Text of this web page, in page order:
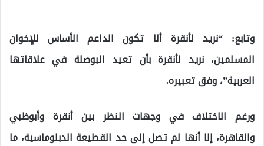
وتابع: “نريد لأنقرة ألا تكون الداعم الأساس للإخوان
المسلمين، نريد لأنقرة بأن تعيد البوصلة في علاقاتها
العربية”، وفق تعبيره.
ورغم الاختلاف في وجهات النظر بين أنقرة وأبوظبي
والقاهرة، إلا أنها لم تصل إلى حد القطيعة الدبلوماسية، ما